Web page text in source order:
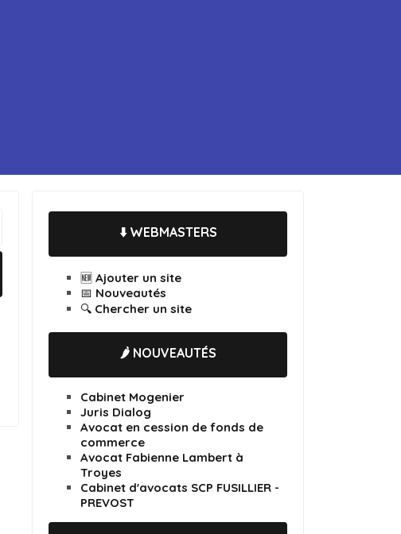
⬇️ WEBMASTERS
🆕 Ajouter un site
📅 Nouveautés
🔍 Chercher un site
🌶️ NOUVEAUTÉS
Cabinet Mogenier
Juris Dialog
Avocat en cession de fonds de
commerce
Avocat Fabienne Lambert à
Troyes
Cabinet d'avocats SCP FUSILLIER -
PREVOST